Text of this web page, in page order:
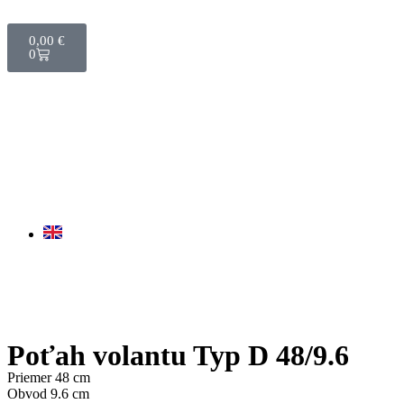
0,00 €
0
Poťah volantu Typ D 48/9.6
Priemer 48 cm
Obvod 9.6 cm